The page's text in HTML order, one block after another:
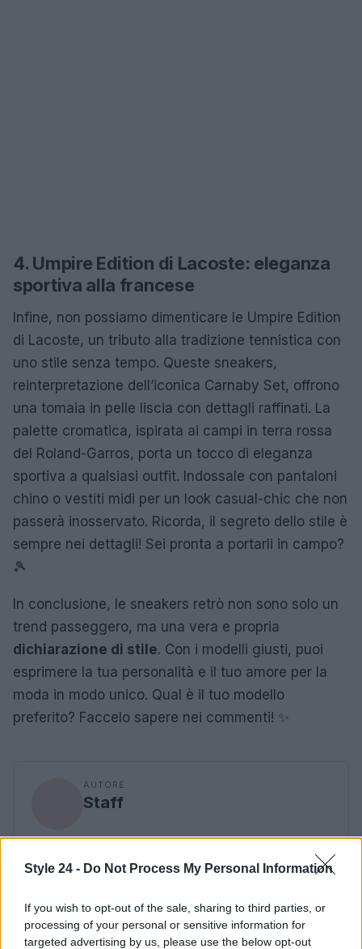
Style 24 - Do Not Process My Personal Information
If you wish to opt-out of the sale, sharing to third parties, or
processing of your personal or sensitive information for
targeted advertising by us, please use the below opt-out
4. Umpire Edition di Lacoste: eleganza
sportiva alla francese
Infine, non possiamo dimenticare le Umpire Edition
di Lacoste, un tributo alla tradizione tennistica con
uno stile senza tempo. Queste sneakers,
reinterpretazione dell’iconica Carnaby Set, offrono
una tomaia in pelle liscia con dettagli raffinati. La
palette cromatica, ispirata ai campi in terra rossa
del Roland-Garros, porta un tocco di eleganza
sportiva a qualsiasi outfit. Indossale con pantaloni
chino o vestiti midi per un look casual-chic che non
passerà inosservato. Ricorda, il segreto dello stile è
sempre nei dettagli! Sei pronta a portarli in campo?
🎾
In conclusione, le sneakers retrò non sono solo un
trend passeggero, ma una vera e propria
dichiarazione di stile. Con i modelli giusti, puoi
esprimere la tua personalità e il tuo amore per la
moda in modo unico. Qual è il tuo modello
preferito? Faccelo sapere nei commenti! ✨
AUTORE
Staff